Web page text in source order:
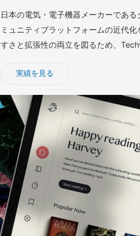
日本の電気・電子機器メーカーであ
ミュニティプラットフォームの近代化を目
すさと拡張性の両立を図るため、
実績を見る